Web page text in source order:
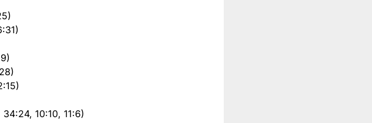
10:10, 11:6)